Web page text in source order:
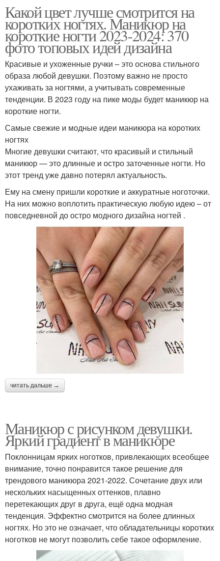
Какой цвет лучше смотрится на
коротких ногтях. Маникюр на
короткие ногти 2023-2024: 370
фото топовых идей дизайна
Красивые и ухоженные ручки – это основа стильного
образа любой девушки. Поэтому важно не просто
ухаживать за ногтями, а учитывать современные
тенденции. В 2023 году на пике моды будет маникюр на
короткие ногти.
Самые свежие и модные идеи маникюра на коротких
ногтях
Многие девушки считают, что красивый и стильный
маникюр — это длинные и остро заточенные ногти. Но
этот тренд уже давно потерял актуальность.
Ему на смену пришли короткие и аккуратные ноготочки.
На них можно воплотить практическую любую идею – от
повседневной до остро модного дизайна ногтей .
читать дальше →
Маникюр с рисунком девушки.
Яркий градиент в маникюре
Поклонницам ярких ноготков, привлекающих всеобщее
внимание, точно понравится такое решение для
трендового маникюра 2021-2022. Сочетание двух или
нескольких насыщенных оттенков, плавно
перетекающих друг в друга, ещё одна модная
тенденция. Эффектно смотрится на более длинных
ногтях. Но это не означает, что обладательницы коротких
ноготков не могут позволить себе такое оформление.